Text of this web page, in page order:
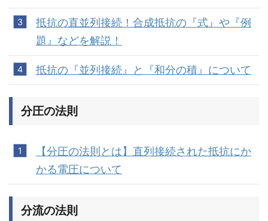
抵抗の直並列接続！合成抵抗の『式』や『例
題』などを解説！
抵抗の『並列接続』と『和分の積』について
分圧の法則
【分圧の法則とは】直列接続された抵抗にか
かる電圧について
分流の法則